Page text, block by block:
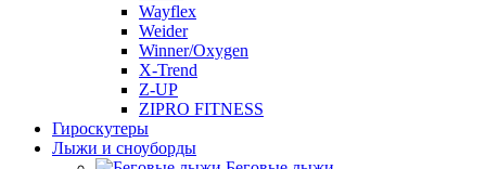
Wayflex
Weider
Winner/Oxygen
X-Trend
Z-UP
ZIPRO FITNESS
Гироскутеры
Лыжи и сноуборды